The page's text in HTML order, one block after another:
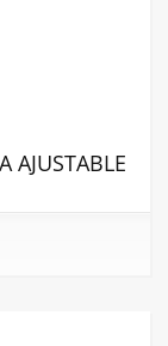
AJUSTABLE